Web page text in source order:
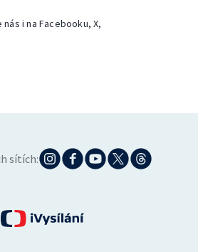
i na Facebooku, X,
sítích: